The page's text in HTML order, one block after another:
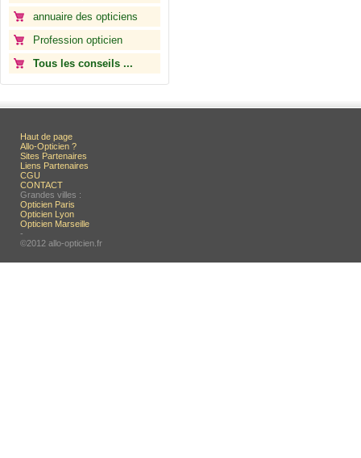
annuaire des opticiens
Profession opticien
Tous les conseils ...
Haut de page
Allo-Opticien ?
Sites Partenaires
Liens Partenaires
CGU
CONTACT
Grandes villes :
Opticien Paris
Opticien Lyon
Opticien Marseille
-
©2012 allo-opticien.fr